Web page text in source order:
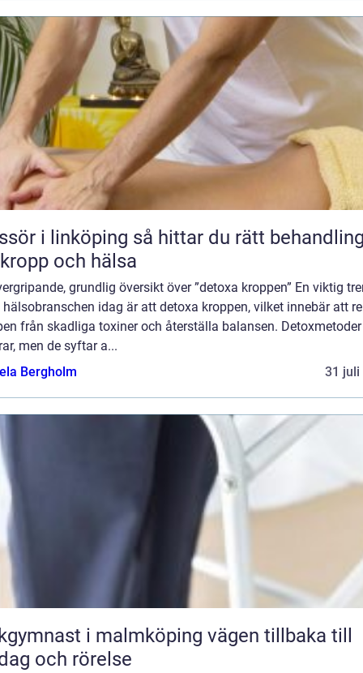
så hittar du rätt behandling
och hälsa
grundlig översikt över ”detoxa kroppen” En viktig
idag är att detoxa kroppen, vilket innebär att
från skadliga toxiner och återställa balansen. Detoxmetoder
men de syftar a...
Bergholm
31 juli
i malmköping vägen tillbaka till
och rörelse